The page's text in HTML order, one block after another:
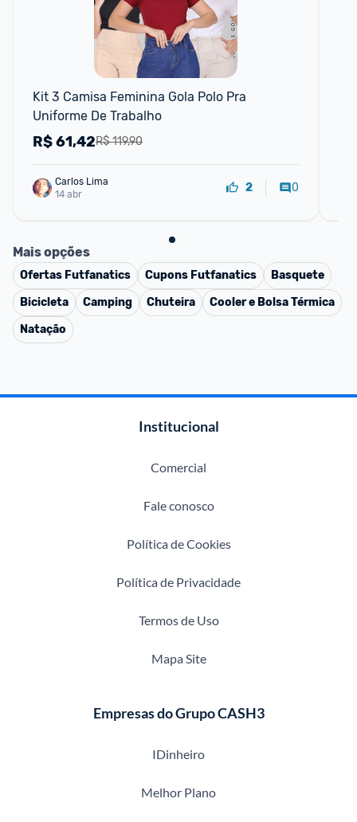
Kit 3 Camisa Feminina Gola Polo Pra
Uniforme De Trabalho
R$ 119,90
R$61,42
Carlos Lima
14 abr
2 0
Mais opções
Ofertas Futfanatics Cupons Futfanatics
Basquete
Bicicleta
Camping Chuteira
Cooler e Bolsa Térmica
Natação
Institucional
Comercial
Fale conosco
Política de Cookies
Política de Privacidade
Termos de Uso
Mapa Site
Empresas do Grupo CASH3
IDinheiro
Melhor Plano